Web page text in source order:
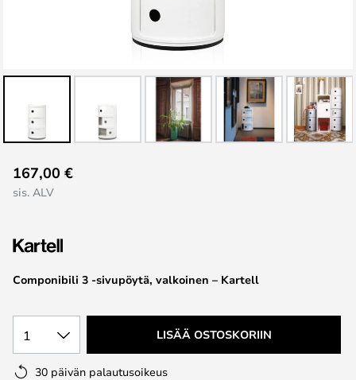
to
the
of
the
images
Componibili 3 -sivupöytä, valkoinen – Kartell
167,00 €
sis. ALV
1 LISÄÄ OSTOSKORIIN
30 päivän palautusoikeus